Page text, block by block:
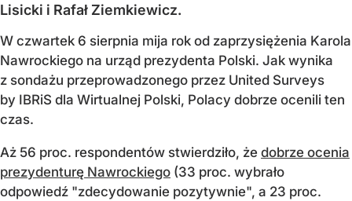
Lisicki i Rafał Ziemkiewicz.
W czwartek 6 sierpnia mija rok od zaprzysiężenia Karola
Nawrockiego na urząd prezydenta Polski. Jak wynika
z sondażu przeprowadzonego przez United Surveys
by IBRiS dla Wirtualnej Polski, Polacy dobrze ocenili ten
czas.
Aż 56 proc. respondentów stwierdziło, że dobrze ocenia
prezydenturę Nawrockiego (33 proc. wybrało
odpowiedź "zdecydowanie pozytywnie", a 23 proc.